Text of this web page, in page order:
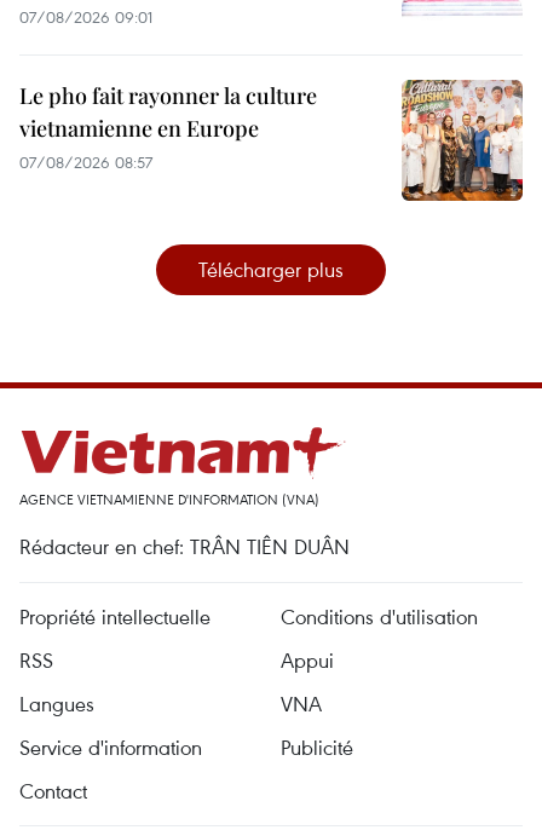
07/08/2026 09:01
Le pho fait rayonner la culture
vietnamienne en Europe
07/08/2026 08:57
Télécharger plus
AGENCE VIETNAMIENNE D'INFORMATION (VNA)
Rédacteur en chef: TRÂN TIÊN DUÂN
Propriété intellectuelle
Conditions d'utilisation
RSS
Appui
Langues
VNA
Service d'information
Publicité
Contact